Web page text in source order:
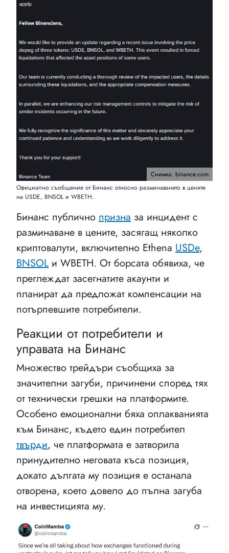
Снимка: binance.com
Официално съобщение от Бинанс относно разминаването в цените
на USDE, BNSOL и WBETH.
Бинанс публично призна за инцидент с
разминаване в цените, засягащ няколко
криптовалути, включително Ethena USDe,
BNSOL и WBETH. От борсата обявиха, че
преглеждат засегнатите акаунти и
планират да предложат компенсации на
потърпевшите потребители.
Реакции от потребители и
управата на Бинанс
Множество трейдъри съобщиха за
значителни загуби, причинени според тях
от технически грешки на платформите.
Особено емоционални бяха оплакванията
към Бинанс, където един потребител
твърди, че платформата е затворила
принудително неговата къса позиция,
докато дългата му позиция е останала
отворена, което довело до пълна загуба
на инвестицията му.